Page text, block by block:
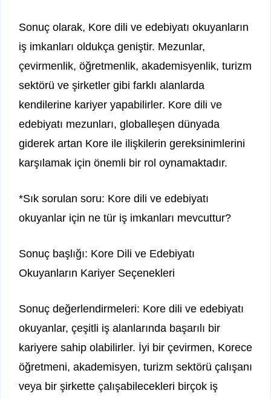
Sonuç olarak, Kore dili ve edebiyatı okuyanların
iş imkanları oldukça geniştir. Mezunlar,
çevirmenlik, öğretmenlik, akademisyenlik, turizm
sektörü ve şirketler gibi farklı alanlarda
kendilerine kariyer yapabilirler. Kore dili ve
edebiyatı mezunları, globalleşen dünyada
giderek artan Kore ile ilişkilerin gereksinimlerini
karşılamak için önemli bir rol oynamaktadır.
*Sık sorulan soru: Kore dili ve edebiyatı
okuyanlar için ne tür iş imkanları mevcuttur?
Sonuç başlığı: Kore Dili ve Edebiyatı
Okuyanların Kariyer Seçenekleri
Sonuç değerlendirmeleri: Kore dili ve edebiyatı
okuyanlar, çeşitli iş alanlarında başarılı bir
kariyere sahip olabilirler. İyi bir çevirmen, Korece
öğretmeni, akademisyen, turizm sektörü çalışanı
veya bir şirkette çalışabilecekleri birçok iş